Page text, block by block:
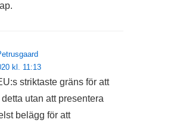
kl. 11:13
striktaste gräns för att
utan att presentera
belägg för att